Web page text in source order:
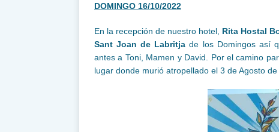
DOMINGO 16/10/2022
En la recepción de nuestro hotel, Rita Hostal
Sant Joan de Labritja de los Domingos así
antes a Toni, Mamen y David. Por el camino
lugar donde murió atropellado el 3 de Agosto